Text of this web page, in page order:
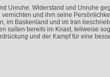
Unruhe. Widerstand und Unruhe
und ihm seine
im Baskenland und im Iran
saßen bereits im Knast, teilweise
und der Kampf für eine